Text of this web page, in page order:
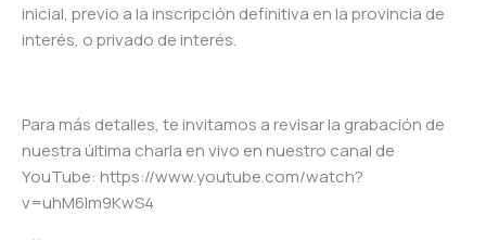
inicial, previo a la inscripción definitiva en la provincia de
interés, o privado de interés.
Para más detalles, te invitamos a revisar la grabación de
nuestra última charla en vivo en nuestro canal de
YouTube: https://www.youtube.com/watch?
v=uhM6lm9KwS4